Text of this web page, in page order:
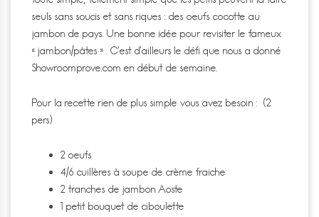
seuls sans soucis et sans riques : des oeufs cocotte au
jambon de pays. Une bonne idée pour revisiter le fameux
« jambon/pâtes » . C’est d’ailleurs le défi que nous a donné
Showroomprove.com en début de semaine.
Pour la recette rien de plus simple vous avez besoin : (2
pers)
2 oeufs
4/6 cuillères à soupe de crème fraiche
2 tranches de jambon Aoste
1 petit bouquet de ciboulette